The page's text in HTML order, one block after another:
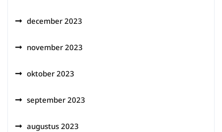
december 2023
november 2023
oktober 2023
september 2023
augustus 2023